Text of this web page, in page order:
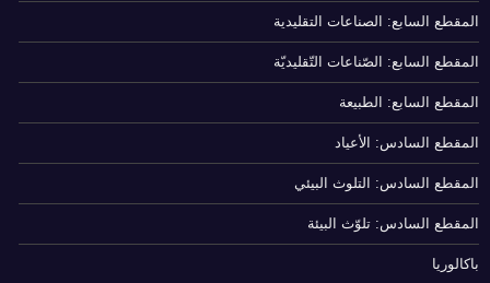
المقطع السابع: الصناعات التقليدية
المقطع السابع: الصّناعات التّقليديّة
المقطع السابع: الطبيعة
المقطع السادس: الأعياد
المقطع السادس: التلوث البيئي
المقطع السادس: تلوّث البيئة
باكالوريا